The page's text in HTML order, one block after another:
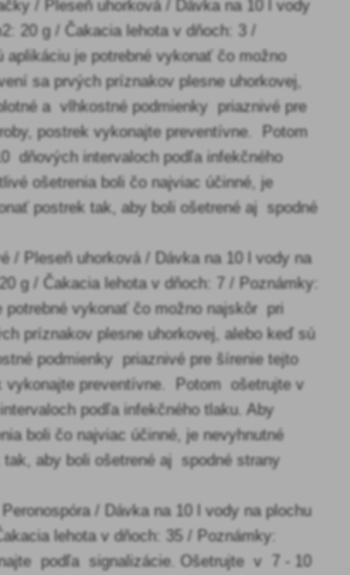
/ Pleseň uhorková / Dávka na 10 l vody
20 g / Čakacia lehota v dňoch: 3 /
aplikáciu je potrebné vykonať čo možno
sa prvých príznakov plesne uhorkovej,
a vlhkostné podmienky priaznivé pre
postrek vykonajte preventívne. Potom
dňových intervaloch podľa infekčného
ošetrenia boli čo najviac účinné, je
postrek tak, aby boli ošetrené aj spodné
/ Pleseň uhorková / Dávka na 10 l vody na
g / Čakacia lehota v dňoch: 7 / Poznámky:
potrebné vykonať čo možno najskôr pri
príznakov plesne uhorkovej, alebo keď sú
podmienky priaznivé pre šírenie tejto
vykonajte preventívne. Potom ošetrujte v
podľa infekčného tlaku. Aby
boli čo najviac účinné, je nevyhnutné
aby boli ošetrené aj spodné strany
/ Dávka na 10 l vody na plochu
lehota v dňoch: 35 / Poznámky:
podľa signalizácie. Ošetrujte v 7 - 10